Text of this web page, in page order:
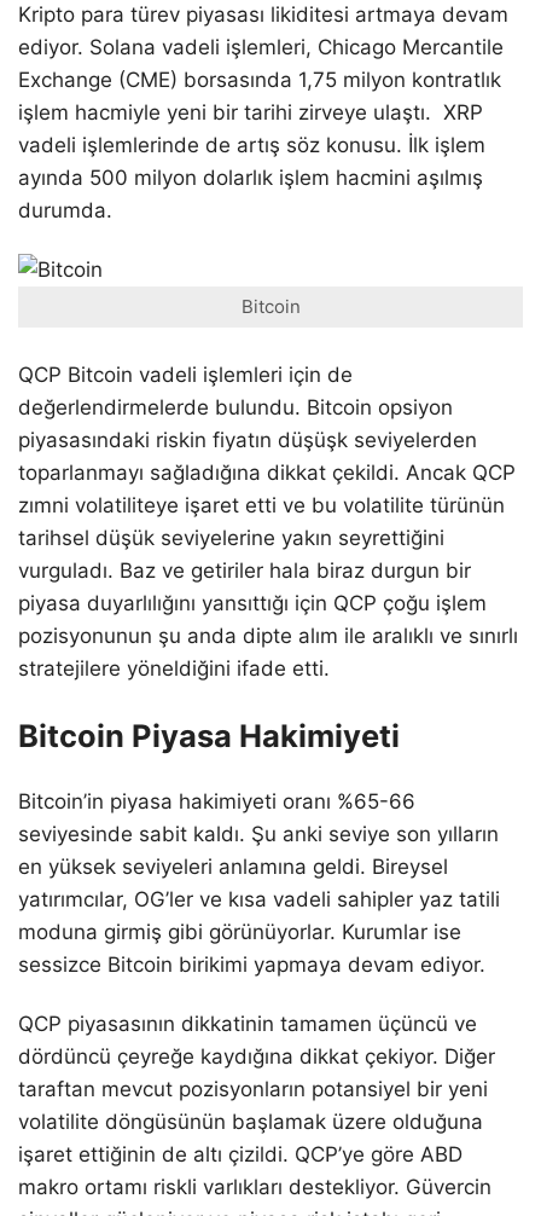
Kripto para türev piyasası likiditesi artmaya devam
ediyor. Solana vadeli işlemleri, Chicago Mercantile
Exchange (CME) borsasında 1,75 milyon kontratlık
işlem hacmiyle yeni bir tarihi zirveye ulaştı. XRP
vadeli işlemlerinde de artış söz konusu. İlk işlem
ayında 500 milyon dolarlık işlem hacmini aşılmış
durumda.
Bitcoin
QCP Bitcoin vadeli işlemleri için de
değerlendirmelerde bulundu. Bitcoin opsiyon
piyasasındaki riskin fiyatın düşüşk seviyelerden
toparlanmayı sağladığına dikkat çekildi. Ancak QCP
zımni volatiliteye işaret etti ve bu volatilite türünün
tarihsel düşük seviyelerine yakın seyrettiğini
vurguladı. Baz ve getiriler hala biraz durgun bir
piyasa duyarlılığını yansıttığı için QCP çoğu işlem
pozisyonunun şu anda dipte alım ile aralıklı ve sınırlı
stratejilere yöneldiğini ifade etti.
Bitcoin Piyasa Hakimiyeti
Bitcoin’in piyasa hakimiyeti oranı %65-66
seviyesinde sabit kaldı. Şu anki seviye son yılların
en yüksek seviyeleri anlamına geldi. Bireysel
yatırımcılar, OG’ler ve kısa vadeli sahipler yaz tatili
moduna girmiş gibi görünüyorlar. Kurumlar ise
sessizce Bitcoin birikimi yapmaya devam ediyor.
QCP piyasasının dikkatinin tamamen üçüncü ve
dördüncü çeyreğe kaydığına dikkat çekiyor. Diğer
taraftan mevcut pozisyonların potansiyel bir yeni
volatilite döngüsünün başlamak üzere olduğuna
işaret ettiğinin de altı çizildi. QCP’ye göre ABD
makro ortamı riskli varlıkları destekliyor. Güvercin